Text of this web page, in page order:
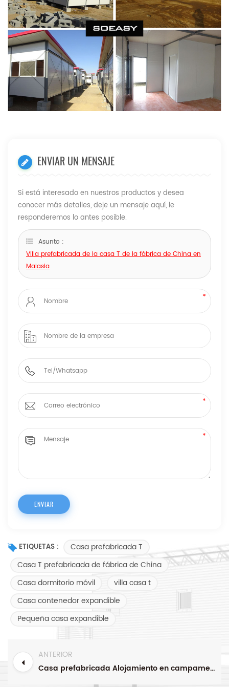
ENVIAR UN MENSAJE
Si está interesado en nuestros productos y desea
conocer más detalles, deje un mensaje aquí, le
responderemos lo antes posible.
Asunto :
Villa prefabricada de la casa T de la fábrica de China en
Malasia
ETIQUETAS :
Casa prefabricada T
Casa T prefabricada de fábrica de China
Casa dormitorio móvil
villa casa t
Casa contenedor expandible
Pequeña casa expandible
ANTERIOR
Casa prefabricada Alojamiento en campamento minero Campo de trabajo prefabricado a la venta